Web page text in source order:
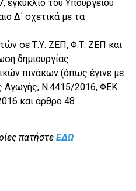
του Υπουργείου
Δ΄ σχετικά με τα
σε Τ.Υ. ΖΕΠ, Φ.Τ. ΖΕΠ και
δημιουργίας
πινάκων (όπως έγινε με
Αγωγής, Ν.4415/2016, ΦΕΚ.
και άρθρο 48
πατήστε ΕΔΩ